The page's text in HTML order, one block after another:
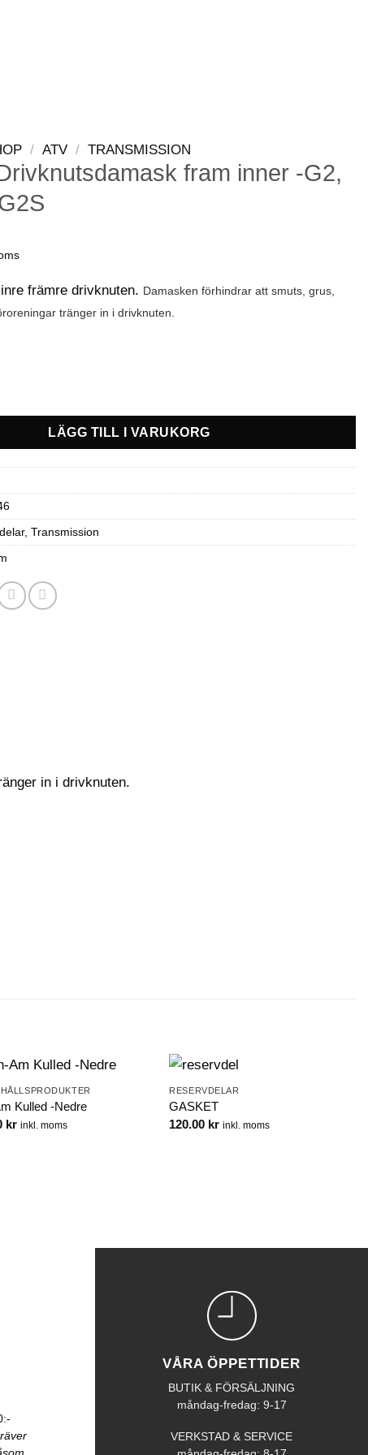
/ ATV / TRANSMISSION
fram inner -G2,
främre drivknuten. Damasken förhindrar att smuts, grus,
tränger in i drivknuten.
fram inner -G2, G2L och G2S mängd
LÄGG TILL I VARUKORG
, Transmission
in i drivknuten.
Kulled -Nedre
kr inkl. moms
RESERVDELAR
GASKET
120.00 kr inkl. moms
VÅRA ÖPPETTIDER
BUTIK & FÖRSÄLJNING
måndag-fredag: 9-17
VERKSTAD & SERVICE